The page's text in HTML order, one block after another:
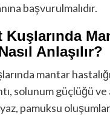
başvurulmalıdır.
Kuşlarında
Anlaşılır?
mantar
solunum güçlüğü ve
pamuksu